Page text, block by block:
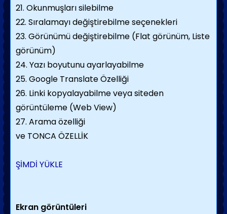
21. Okunmuşları silebilme
22. Sıralamayı değiştirebilme seçenekleri
23. Görünümü değiştirebilme (Flat görünüm, Liste
görünüm)
24. Yazı boyutunu ayarlayabilme
25. Google Translate Özelliği
26. Linki kopyalayabilme veya siteden
görüntüleme (Web View)
27. Arama özelliği
ve TONCA ÖZELLİK
ŞİMDİ YÜKLE
Ekran görüntüleri